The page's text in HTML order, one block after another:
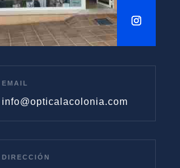
EMAIL
info@opticalacolonia.com
DIRECCIÓN